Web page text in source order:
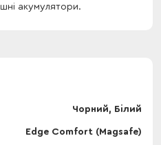
акумулятори.
Чорний, Білий
Edge Comfort (Magsafe)